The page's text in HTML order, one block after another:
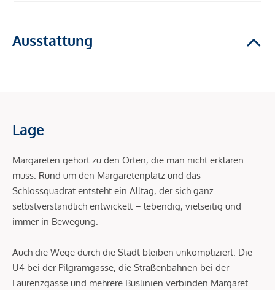
Ausstattung
Lage
Margareten gehört zu den Orten, die man nicht erklären
muss. Rund um den Margaretenplatz und das
Schlossquadrat entsteht ein Alltag, der sich ganz
selbstverständlich entwickelt – lebendig, vielseitig und
immer in Bewegung.
Auch die Wege durch die Stadt bleiben unkompliziert. Die
U4 bei der Pilgramgasse, die Straßenbahnen bei der
Laurenzgasse und mehrere Buslinien verbinden Margaret